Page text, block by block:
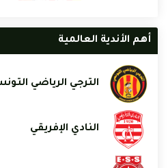
أهم الأندية العالمية
الترجي الرياضي
النادي الإفريقي